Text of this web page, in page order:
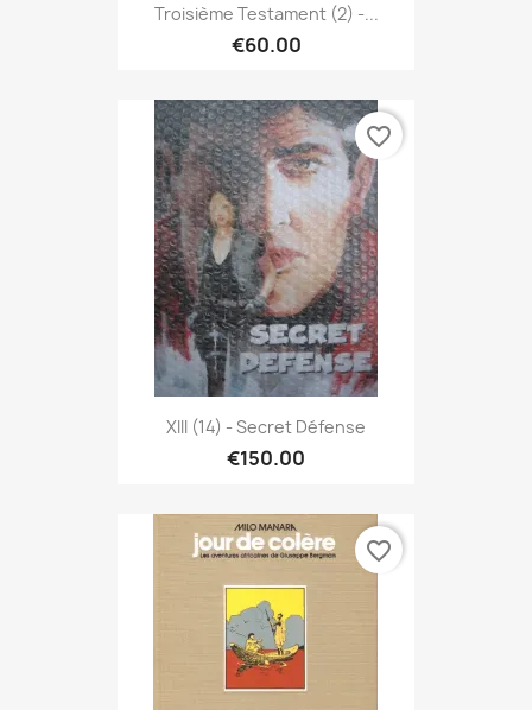
Troisième Testament (2) -...
€60.00
XIII (14) - Secret Défense
€150.00
favorite_border
favorite_border